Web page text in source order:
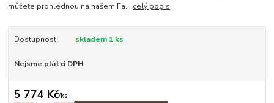
můžete prohlédnou na našem Fa... celý popis
Dostupnost skladem 1 ks
Nejsme plátci DPH
5 774 Kč/ks